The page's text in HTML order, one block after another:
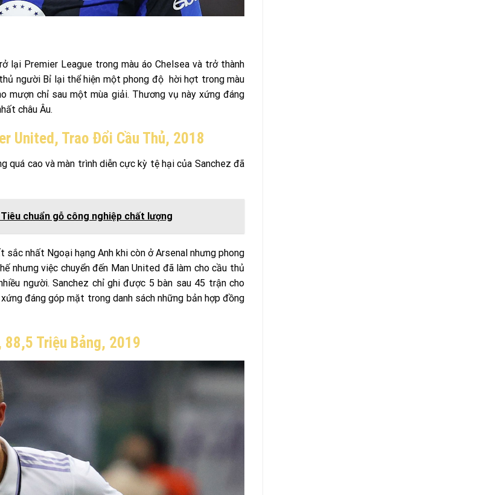
lại Premier League trong màu áo Chelsea và trở thành
người Bỉ lại thể hiện một phong độ hời hợt trong màu
mượn chỉ sau một mùa giải. Thương vụ này xứng đáng
châu Âu.
United, Trao Đổi Cầu Thủ, 2018
quá cao và màn trình diễn cực kỳ tệ hại của Sanchez đã
chuẩn gỗ công nghiệp chất lượng
nhất Ngoại hạng Anh khi còn ở Arsenal nhưng phong
nhưng việc chuyển đến Man United đã làm cho cầu thủ
người. Sanchez chỉ ghi được 5 bàn sau 45 trận cho
đáng góp mặt trong danh sách những bản hợp đồng
88,5 Triệu Bảng, 2019